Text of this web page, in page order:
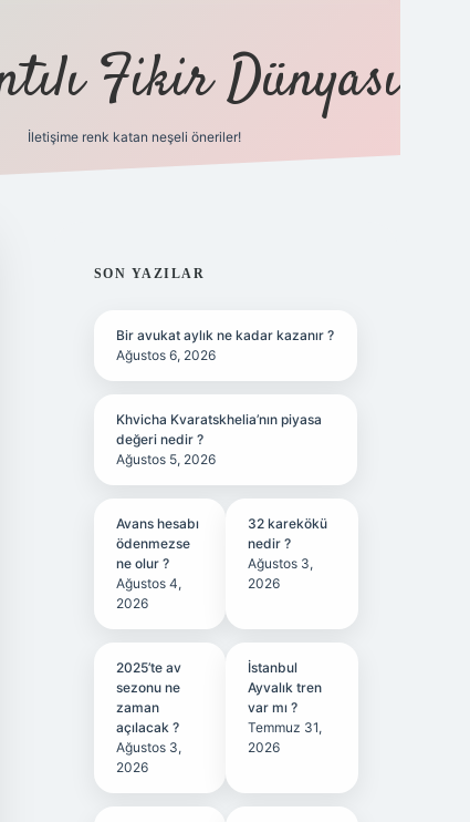
Fikir Dünyası
İletişime renk katan neşeli öneriler!
SIDEBAR
SON YAZILAR
Bir avukat aylık ne kadar kazanır ?
Ağustos 6, 2026
Khvicha Kvaratskhelia’nın piyasa
değeri nedir ?
Ağustos 5, 2026
Avans hesabı
ödenmezse
ne olur ?
Ağustos 4,
2026
32 karekökü
nedir ?
Ağustos 3,
2026
2025’te av
sezonu ne
zaman
açılacak ?
Ağustos 3,
2026
İstanbul
Ayvalık tren
var mı ?
Temmuz 31,
2026